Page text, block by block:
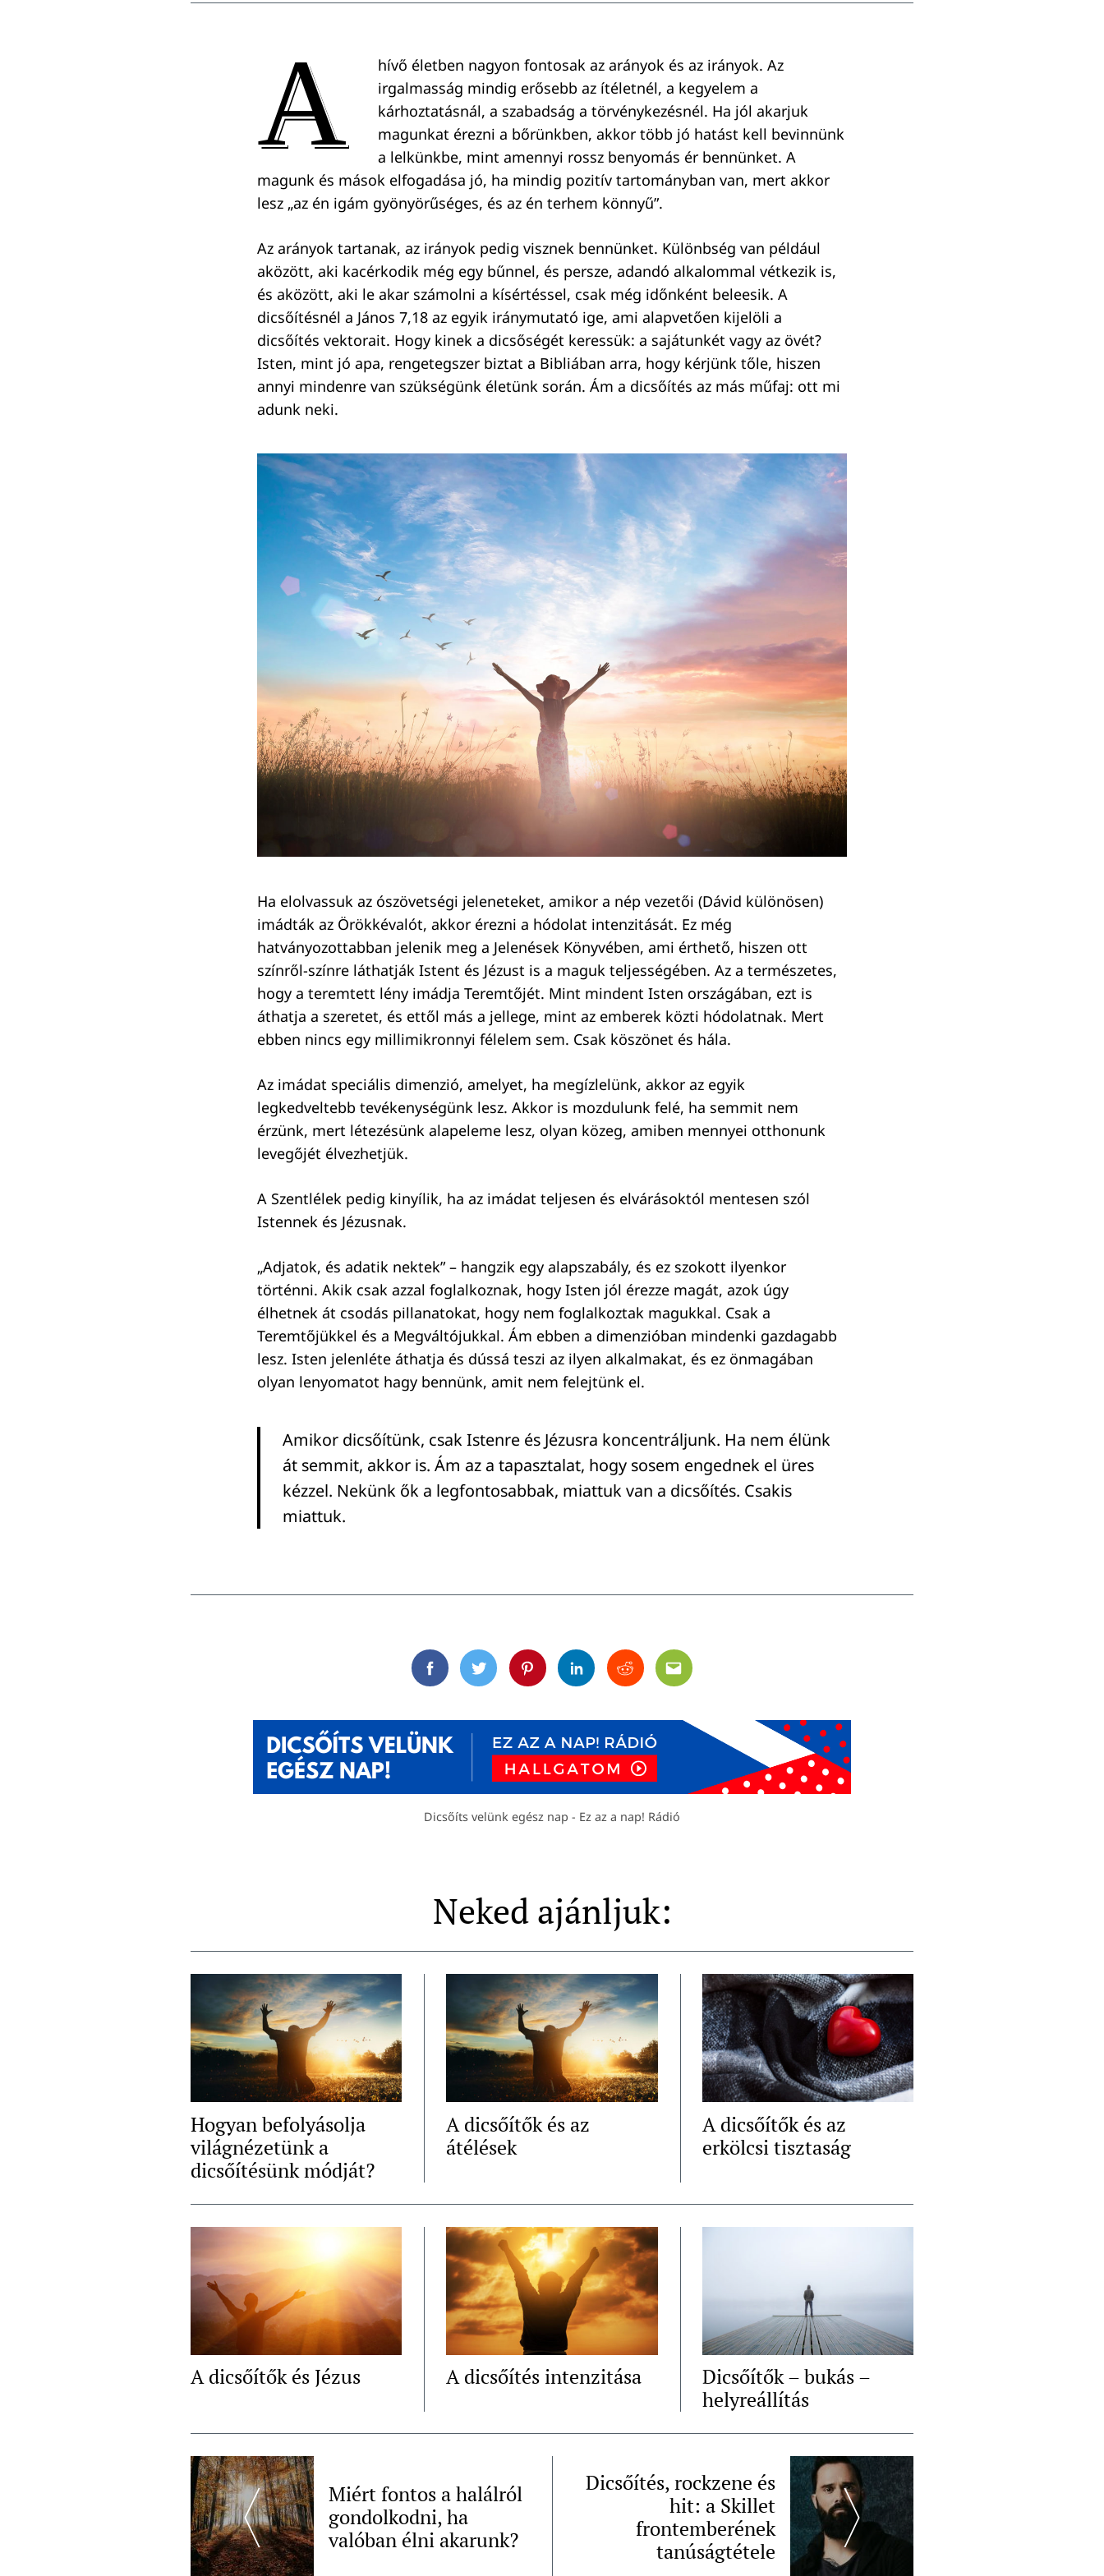
A
hívő életben nagyon fontosak az arányok és az irányok. Az
irgalmasság mindig erősebb az ítéletnél, a kegyelem a
kárhoztatásnál, a szabadság a törvénykezésnél. Ha jól akarjuk
magunkat érezni a bőrünkben, akkor több jó hatást kell bevinnünk
a lelkünkbe, mint amennyi rossz benyomás ér bennünket. A
magunk és mások elfogadása jó, ha mindig pozitív tartományban van, mert akkor
lesz „az én igám gyönyörűséges, és az én terhem könnyű”.
Az arányok tartanak, az irányok pedig visznek bennünket. Különbség van például
aközött, aki kacérkodik még egy bűnnel, és persze, adandó alkalommal vétkezik is,
és aközött, aki le akar számolni a kísértéssel, csak még időnként beleesik. A
dicsőítésnél a János 7,18 az egyik iránymutató ige, ami alapvetően kijelöli a
dicsőítés vektorait. Hogy kinek a dicsőségét keressük: a sajátunkét vagy az övét?
Isten, mint jó apa, rengetegszer biztat a Bibliában arra, hogy kérjünk tőle, hiszen
annyi mindenre van szükségünk életünk során. Ám a dicsőítés az más műfaj: ott mi
adunk neki.
Ha elolvassuk az ószövetségi jeleneteket, amikor a nép vezetői (Dávid különösen)
imádták az Örökkévalót, akkor érezni a hódolat intenzitását. Ez még
hatványozottabban jelenik meg a Jelenések Könyvében, ami érthető, hiszen ott
színről-színre láthatják Istent és Jézust is a maguk teljességében. Az a természetes,
hogy a teremtett lény imádja Teremtőjét. Mint mindent Isten országában, ezt is
áthatja a szeretet, és ettől más a jellege, mint az emberek közti hódolatnak. Mert
ebben nincs egy millimikronnyi félelem sem. Csak köszönet és hála.
Az imádat speciális dimenzió, amelyet, ha megízlelünk, akkor az egyik
legkedveltebb tevékenységünk lesz. Akkor is mozdulunk felé, ha semmit nem
érzünk, mert létezésünk alapeleme lesz, olyan közeg, amiben mennyei otthonunk
levegőjét élvezhetjük.
A Szentlélek pedig kinyílik, ha az imádat teljesen és elvárásoktól mentesen szól
Istennek és Jézusnak.
„Adjatok, és adatik nektek” – hangzik egy alapszabály, és ez szokott ilyenkor
történni. Akik csak azzal foglalkoznak, hogy Isten jól érezze magát, azok úgy
élhetnek át csodás pillanatokat, hogy nem foglalkoztak magukkal. Csak a
Teremtőjükkel és a Megváltójukkal. Ám ebben a dimenzióban mindenki gazdagabb
lesz. Isten jelenléte áthatja és dússá teszi az ilyen alkalmakat, és ez önmagában
olyan lenyomatot hagy bennünk, amit nem felejtünk el.
Amikor dicsőítünk, csak Istenre és Jézusra koncentráljunk. Ha nem élünk
át semmit, akkor is. Ám az a tapasztalat, hogy sosem engednek el üres
kézzel. Nekünk ők a legfontosabbak, miattuk van a dicsőítés. Csakis
miattuk.
FacebookTwitterPinterestLinkedinRedditEmail
Dicsőíts velünk egész nap - Ez az a nap! Rádió
Neked ajánljuk:
Hogyan befolyásolja
világnézetünk a
dicsőítésünk módját?
A dicsőítők és az
átélések
A dicsőítők és az
erkölcsi tisztaság
A dicsőítők és Jézus A dicsőítés intenzitása
Dicsőítők – bukás –
helyreállítás
Post
NavigationMiért fontos a halálról
gondolkodni, ha
valóban élni akarunk?
Dicsőítés, rockzene és
hit: a Skillet
frontemberének
tanúságtétele